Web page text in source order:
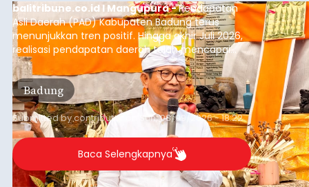
balitribune.co.id I Mangupura -Pendapatan
Asli Daerah (PAD) Kabupaten Badung terus
menunjukkan tren positif. Hingga akhir Juli 2026,
realisasi pendapatan daerah telah mencapai
Rp4,1 triliun atau rata-rata sekitar Rp730 miliar
per bulan, meningkat signifikan dibandingkan
rata-rata penerimaan sebelumnya yang berkisar
Rp350 miliar hingga Rp400 miliar per bulan.
Badung
Submitted bycontributor Sun, 08/09/2026 - 18:22
Baca Selengkapnya